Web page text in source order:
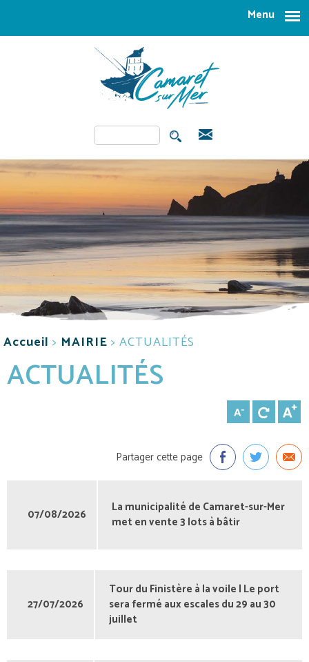
Menu
FORMULAIRE DE
RECHERCHE
Rechercher
Accueil > MAIRIE > ACTUALITÉS
ACTUALITÉS
Partager cette page
07/08/2026
La municipalité de Camaret-sur-Mer
met en vente 3 lots à bâtir
27/07/2026
Tour du Finistère à la voile | Le port
sera fermé aux escales du 29 au 30
juillet